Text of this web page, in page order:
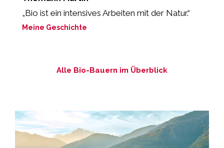
„Bio ist ein intensives Arbeiten mit der Natur.“
Meine Geschichte
Alle Bio-Bauern im Überblick